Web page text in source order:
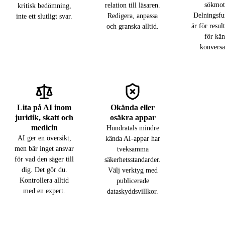
kritisk bedömning,
inte ett slutligt svar.
relation till läsaren.
Redigera, anpassa
och granska alltid.
är för
för
Lita på AI inom
juridik, skatt och
medicin
AI ger en översikt,
men bär inget ansvar
för vad den säger till
dig. Det gör du.
Kontrollera alltid
med en expert.
Okända eller
osäkra appar
Hundratals mindre
kända AI-appar har
tveksamma
säkerhetsstandarder.
Välj verktyg med
publicerade
dataskyddsvillkor.